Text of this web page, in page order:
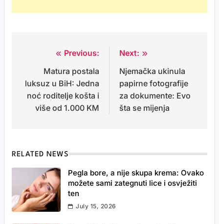
navigation
Previous:
Matura postala
luksuz u BiH: Jedna
noć roditelje košta i
više od 1.000 KM
Next:
Njemačka ukinula
papirne fotografije
za dokumente: Evo
šta se mijenja
RELATED NEWS
Pegla bore, a nije skupa krema: Ovako
možete sami zategnuti lice i osvježiti
ten
July 15, 2026